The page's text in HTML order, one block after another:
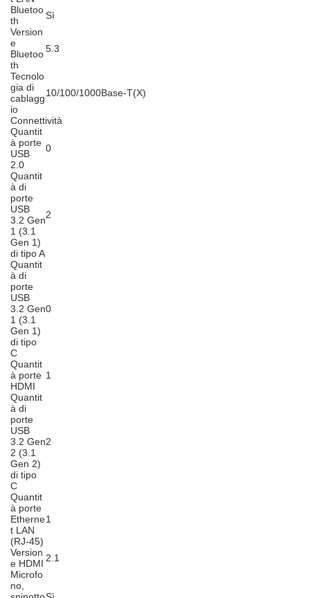
Bluetoo
th
Sì
Version
e
Bluetoo
th
5.3
Tecnolo
gia di
cablagg
io
10/100/1000Base-T(X)
Connettività
Quantit
à porte
USB
2.0
0
Quantit
à di
porte
USB
3.2 Gen
1 (3.1
Gen 1)
di tipo A
2
Quantit
à di
porte
USB
3.2 Gen
1 (3.1
Gen 1)
di tipo
C
0
Quantit
à porte
HDMI
1
Quantit
à di
porte
USB
3.2 Gen
2 (3.1
Gen 2)
di tipo
C
2
Quantit
à porte
Etherne
t LAN
(RJ-45)
1
Version
e HDMI 2.1
Microfo
no,